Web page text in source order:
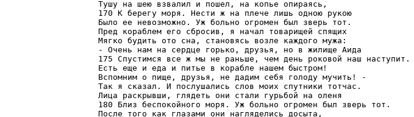
Тушу на шею взвалил и пошел, на копье опираясь,
170 К берегу моря. Нести ж на плече лишь одною рукою
Было ее невозможно. Уж больно огромен был зверь тот.
Пред кораблем его сбросив, я начал товарищей спящих
Мягко будить ото сна, становясь возле каждого мужа:
- Очень нам на сердце горько, друзья, но в жилище Аида
175 Спустимся все ж мы не раньше, чем день роковой наш наступит.
Есть еще и еда и питье в корабле нашем быстром!
Вспомним о пище, друзья, не дадим себя голоду мучить! -
Так я сказал. И послушались слов моих спутники тотчас.
Лица раскрывши, глядеть они стали гурьбой на оленя
180 Близ беспокойного моря. Уж больно огромен был зверь тот.
После того как глазами они нагляделись досыта,